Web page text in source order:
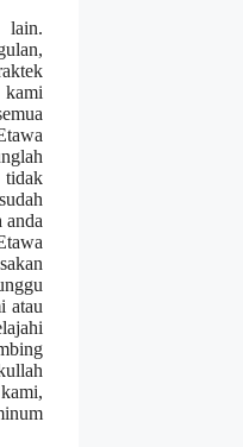
tidak
anda
atau